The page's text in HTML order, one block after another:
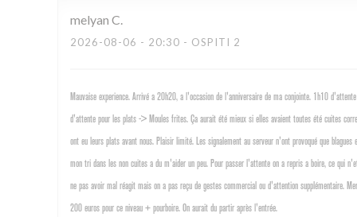
melyan C
2026-08-06 - 20:30 - OSPITI 2
Mauvaise experience. Arrivé a 20h20, a l'occasion de l'anniversaire de ma conjointe. 1h10
d'attente pour les plats -> Moules frites. Ça aurait été mieux si elles avaient toutes été cuites
ont eu leurs plats avant nous. Plaisir limité. Les signalement au serveur n'ont provoqué que
mon tri dans les non cuites a du m'aider un peu. Pour passer l'attente on a repris a boire, ce qui
ne pas avoir mal réagit mais on a pas reçu de gestes commercial ou d'attention supplémentaire.
200 euros pour ce niveau + pourboire. On aurait du partir après l'entrée.